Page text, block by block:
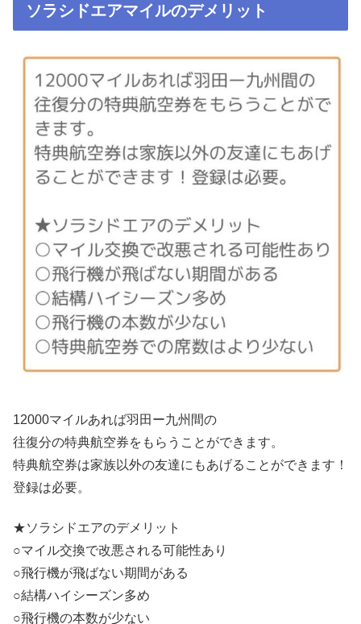
ソラシドエアマイルのデメリット
12000マイルあれば羽田ー九州間の
往復分の特典航空券をもらうことができます。
特典航空券は家族以外の友達にもあげることができます！
登録は必要。
★ソラシドエアのデメリット
○マイル交換で改悪される可能性あり
○飛行機が飛ばない期間がある
○結構ハイシーズン多め
○飛行機の本数が少ない